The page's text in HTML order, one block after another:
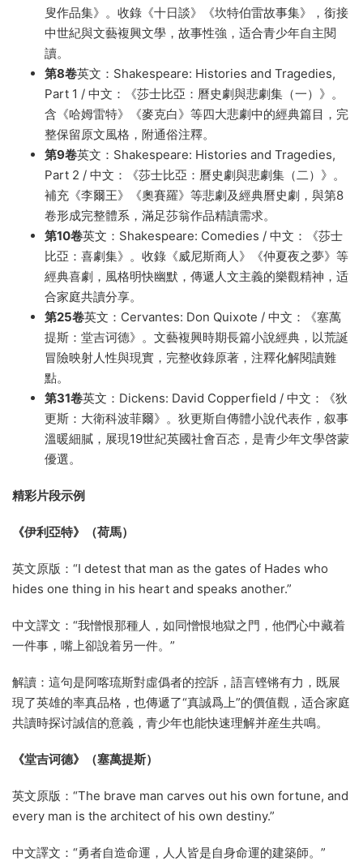
叟作品集》。收錄《十日談》《坎特伯雷故事集》，銜接
中世紀與文藝複興文學，故事性強，适合青少年自主閱
讀。
第8卷英文：Shakespeare: Histories and Tragedies,
Part 1 / 中文：《莎士比亞：曆史劇與悲劇集（一）》。
含《哈姆雷特》《麥克白》等四大悲劇中的經典篇目，完
整保留原文風格，附通俗注釋。
第9卷英文：Shakespeare: Histories and Tragedies,
Part 2 / 中文：《莎士比亞：曆史劇與悲劇集（二）》。
補充《李爾王》《奧賽羅》等悲劇及經典曆史劇，與第8
卷形成完整體系，滿足莎翁作品精讀需求。
第10卷英文：Shakespeare: Comedies / 中文：《莎士
比亞：喜劇集》。收錄《威尼斯商人》《仲夏夜之夢》等
經典喜劇，風格明快幽默，傳遞人文主義的樂觀精神，适
合家庭共讀分享。
第25卷英文：Cervantes: Don Quixote / 中文：《塞萬
提斯：堂吉诃德》。文藝複興時期長篇小說經典，以荒誕
冒險映射人性與現實，完整收錄原著，注釋化解閱讀難
點。
第31卷英文：Dickens: David Copperfield / 中文：《狄
更斯：大衛科波菲爾》。狄更斯自傳體小說代表作，叙事
溫暖細膩，展現19世紀英國社會百态，是青少年文學啓蒙
優選。
精彩片段示例
《伊利亞特》（荷馬）
英文原版：“I detest that man as the gates of Hades who
hides one thing in his heart and speaks another.”
中文譯文：“我憎恨那種人，如同憎恨地獄之門，他們心中藏着
一件事，嘴上卻說着另一件。”
解讀：這句是阿喀琉斯對虛僞者的控訴，語言铿锵有力，既展
現了英雄的率真品格，也傳遞了“真誠爲上”的價值觀，适合家庭
共讀時探讨誠信的意義，青少年也能快速理解并産生共鳴。
《堂吉诃德》（塞萬提斯）
英文原版：“The brave man carves out his own fortune, and
every man is the architect of his own destiny.”
中文譯文：“勇者自造命運，人人皆是自身命運的建築師。”